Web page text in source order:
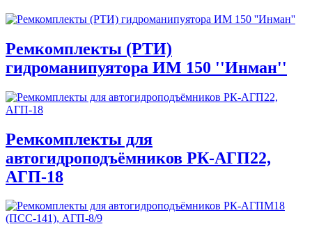
Ремкомплекты (РТИ)
гидроманипуятора ИМ 150 ''Инман''
Ремкомплекты для
автогидроподъёмников РК-АГП22,
АГП-18